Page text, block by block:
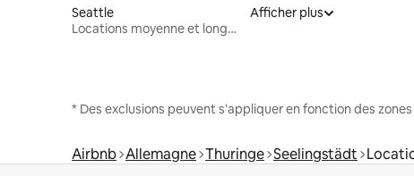
Seattle
Locations moyenne et longue durée
Afficher plus
* Des exclusions peuvent s'appliquer en fonction des
Airbnb Allemagne Thuringe Seelingstädt